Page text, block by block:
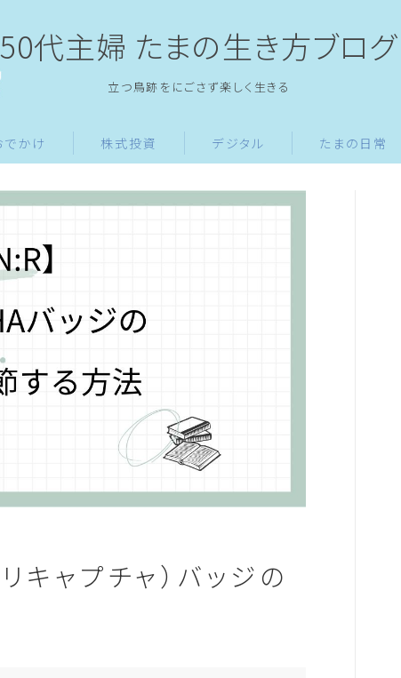
50代主婦 たまの生き方ブログ
立つ鳥跡をにごさず楽しく生きる
でかけ 株式投資 デジタル たまの日常
京都
デジタル
プロフィール
キャプチャ）バッジの